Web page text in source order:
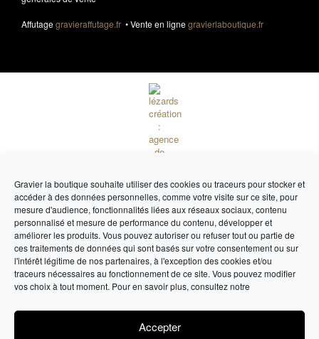
Gravier la boutique souhaite utiliser des cookies ou traceurs pour stocker et
accéder à des données personnelles, comme votre visite sur ce site, pour
mesure d'audience, fonctionnalités liées aux réseaux sociaux, contenu
personnalisé et mesure de performance du contenu, développer et
améliorer les produits. Vous pouvez autoriser ou refuser tout ou partie de
ces traitements de données qui sont basés sur votre consentement ou sur
l'intérêt légitime de nos partenaires, à l'exception des cookies et/ou
traceurs nécessaires au fonctionnement de ce site. Vous pouvez modifier
vos choix à tout moment. Pour en savoir plus, consultez notre
Accepter
Affutagegravieraffutage.fr • Vente en lignegravierlaboutique.fr
Site réalisé par LézardsCréation